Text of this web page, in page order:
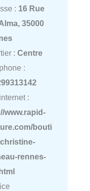
: 16 Rue
35000
: Centre
:
:
www.rapid-
bouti
rennes-